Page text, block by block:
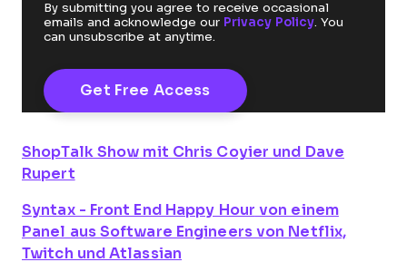
By submitting you agree to receive occasional
emails and acknowledge our Privacy Policy. You
can unsubscribe at anytime.
ShopTalk Show mit Chris Coyier und Dave
Rupert
Syntax - Front End Happy Hour von einem
Panel aus Software Engineers von Netflix,
Twitch und Atlassian